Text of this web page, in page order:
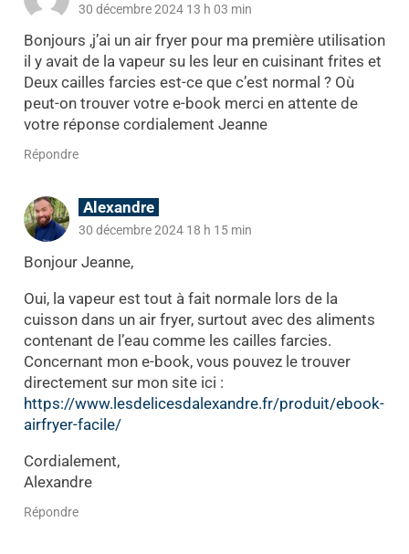
30 décembre 2024 13 h 03 min
Bonjours ,j’ai un air fryer pour ma première utilisation
il y avait de la vapeur su les leur en cuisinant frites et
Deux cailles farcies est-ce que c’est normal ? Où
peut-on trouver votre e-book merci en attente de
votre réponse cordialement Jeanne
Répondre
Alexandre
30 décembre 2024 18 h 15 min
Bonjour Jeanne,
Oui, la vapeur est tout à fait normale lors de la
cuisson dans un air fryer, surtout avec des aliments
contenant de l’eau comme les cailles farcies.
Concernant mon e-book, vous pouvez le trouver
directement sur mon site ici :
https://www.lesdelicesdalexandre.fr/produit/ebook-
airfryer-facile/
Cordialement,
Alexandre
Répondre